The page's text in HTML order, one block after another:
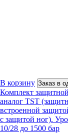
В корзину Заказ в
Комплект
аналог TST
встроенной
с защитой ног).
10/28 до 1500 бар